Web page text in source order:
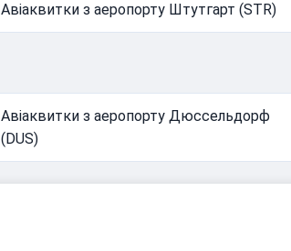
Авіаквитки з аеропорту Штутгарт (STR)
Авіаквитки з аеропорту Дюссельдорф
(DUS)